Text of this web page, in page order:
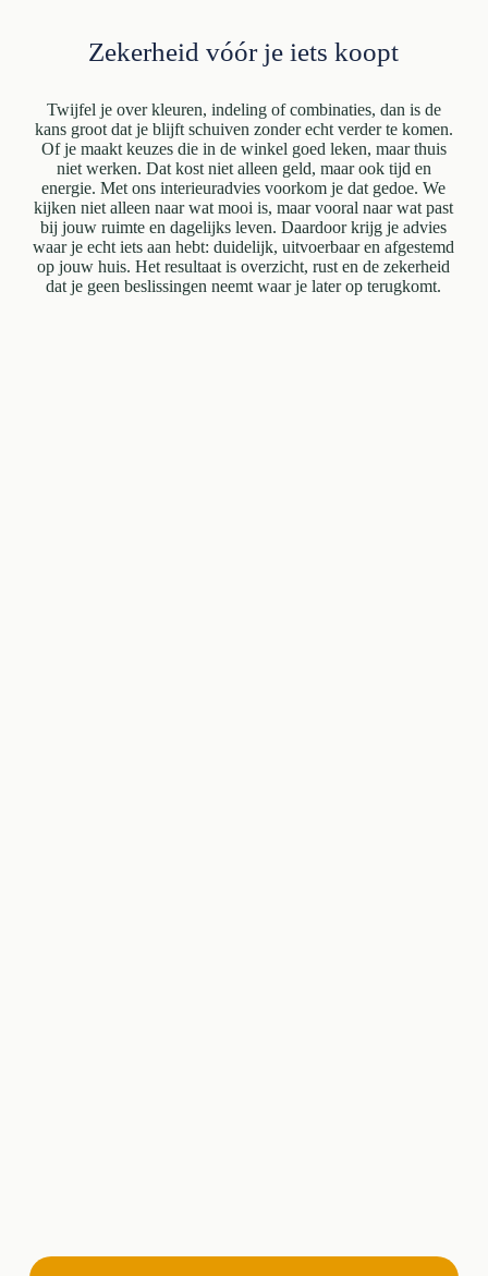
Zekerheid vóór je iets koopt
Twijfel je over kleuren, indeling of combinaties, dan is de
kans groot dat je blijft schuiven zonder echt verder te komen.
Of je maakt keuzes die in de winkel goed leken, maar thuis
niet werken. Dat kost niet alleen geld, maar ook tijd en
energie. Met ons interieuradvies voorkom je dat gedoe. We
kijken niet alleen naar wat mooi is, maar vooral naar wat past
bij jouw ruimte en dagelijks leven. Daardoor krijg je advies
waar je echt iets aan hebt: duidelijk, uitvoerbaar en afgestemd
op jouw huis. Het resultaat is overzicht, rust en de zekerheid
dat je geen beslissingen neemt waar je later op terugkomt.